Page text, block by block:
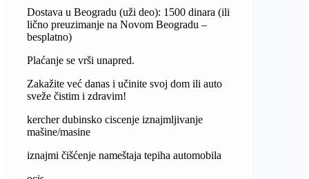
Dostava u Beogradu (uži deo): 1500 dinara (ili
lično preuzimanje na Novom Beogradu –
besplatno)
Plaćanje se vrši unapred.
Zakažite već danas i učinite svoj dom ili auto
sveže čistim i zdravim!
kercher dubinsko ciscenje iznajmljivanje
mašine/masine
iznajmi čišćenje nameštaja tepiha automobila